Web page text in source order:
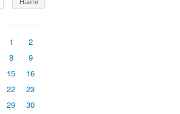
1
2
8
9
15
16
22
23
29
30